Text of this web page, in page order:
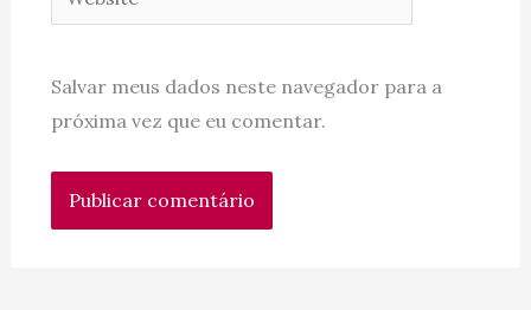
Salvar meus dados neste navegador para a
próxima vez que eu comentar.